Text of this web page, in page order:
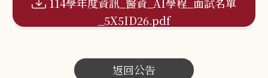
_5X5ID26.pdf
返回公告